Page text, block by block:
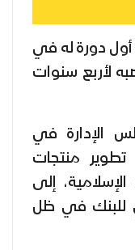
دورة له في
لأربع سنوات
الإدارة في
منتجات
إلى
للبنك في ظل